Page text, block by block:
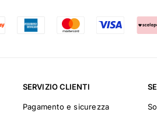
SERVIZIO CLIENTI
Pagamento e sicurezza